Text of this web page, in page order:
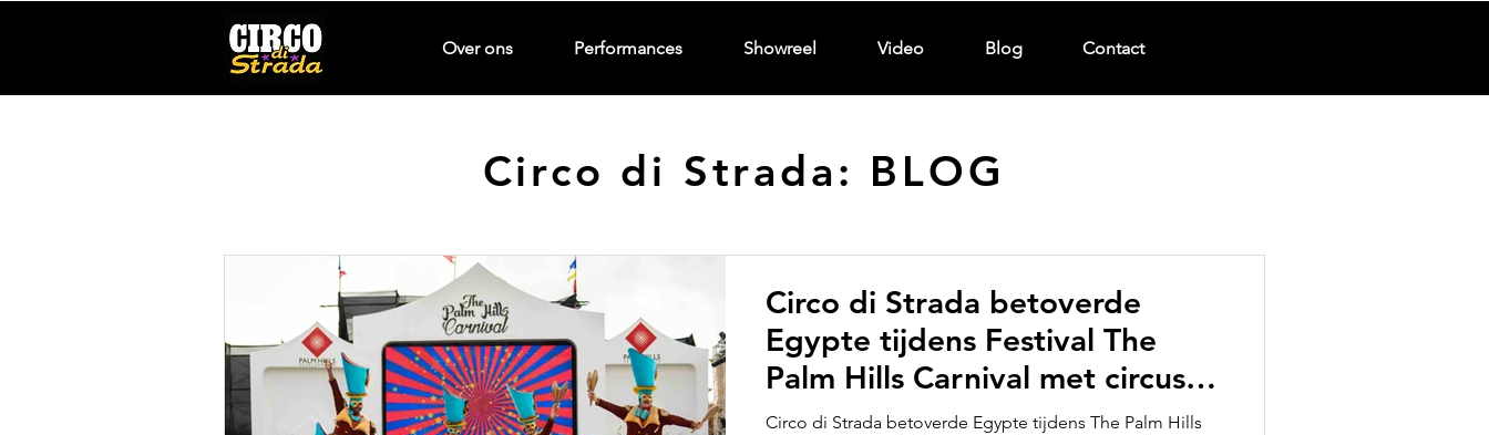
Circo di Strada: BLOG
Circo di Strada betoverde
Egypte tijdens Festival The
Palm Hills Carnival met circus
parade
Circo di Strada betoverde Egypte tijdens The Palm Hills
Over ons Performances Showreel Video Blog Contact